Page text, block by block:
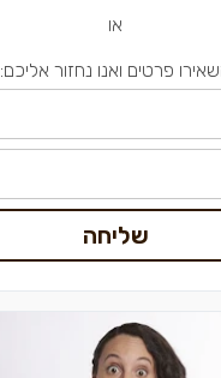
או
פרטים ואנו נחזור אליכם:
שליחה